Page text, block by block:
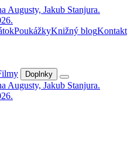
PoukážkyKnižný blogKontakt
Doplnky